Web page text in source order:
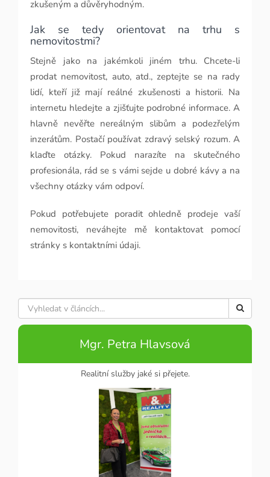
zkušeným a důvěryhodným.
Jak se tedy orientovat na trhu s
nemovitostmi?
Stejně jako na jakémkoli jiném trhu. Chcete-li
prodat nemovitost, auto, atd., zeptejte se na rady
lidí, kteří již mají reálné zkušenosti a historii. Na
internetu hledejte a zjišťujte podrobné informace. A
hlavně nevěřte nereálným slibům a podezřelým
inzerátům. Postačí používat zdravý selský rozum. A
klaďte otázky. Pokud narazíte na skutečného
profesionála, rád se s vámi sejde u dobré kávy a na
všechny otázky vám odpoví.
Pokud potřebujete poradit ohledně prodeje vaší
nemovitosti, neváhejte mě kontaktovat pomocí
stránky s kontaktními údaji.
Mgr. Petra Hlavsová
Realitní služby jaké si přejete.